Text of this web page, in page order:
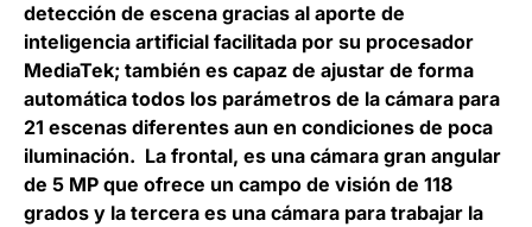
detección de escena gracias al aporte de
inteligencia artificial facilitada por su procesador
MediaTek; también es capaz de ajustar de forma
automática todos los parámetros de la cámara para
21 escenas diferentes aun en condiciones de poca
iluminación. La frontal, es una cámara gran angular
de 5 MP que ofrece un campo de visión de 118
grados y la tercera es una cámara para trabajar la